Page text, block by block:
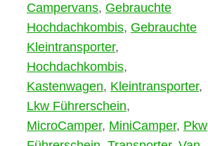
Campervans, Gebrauchte
Hochdachkombis, Gebrauchte
Kleintransporter,
Hochdachkombis,
Kastenwagen, Kleintransporter,
Lkw Führerschein,
MicroCamper, MiniCamper, Pkw